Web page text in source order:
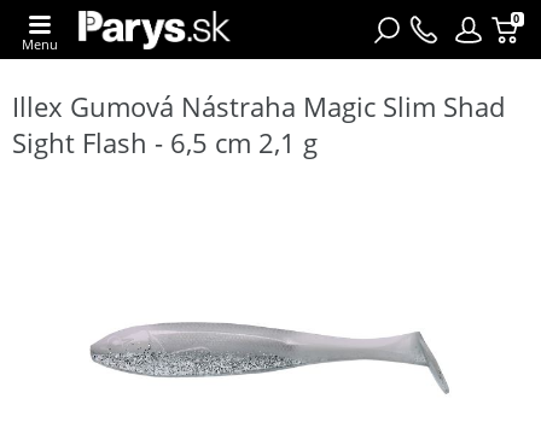
0
Menu
Illex Gumová Nástraha Magic Slim Shad
Sight Flash - 6,5 cm 2,1 g